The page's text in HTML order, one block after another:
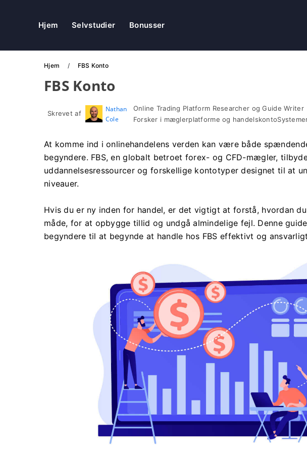
Hjem Selvstudier Bonusser
Hjem FBS Konto
FBS Konto
Skrevet af
Nathan
Cole
Online Trading Platform Researcher og Guide Writer
Forsker i mæglerplatforme og
At komme ind i onlinehandelens verden kan være både
begyndere. FBS, en globalt betroet forex- og CFD-mægler,
uddannelsesressourcer og forskellige kontotyper designet til at
niveauer.
Hvis du er ny inden for handel, er det vigtigt at forstå, hvordan
måde, for at opbygge tillid og undgå almindelige fejl. Denne
begyndere til at begynde at handle hos FBS effektivt og